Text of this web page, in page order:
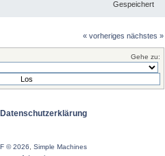
Gespeichert
« vorheriges nächstes »
Gehe zu:
Datenschutzerklärung
© 2026
Simple Machines